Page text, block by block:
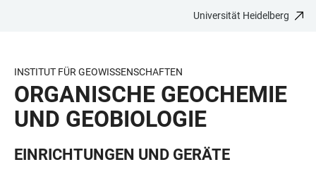
BARRIEREFREIHEIT
Universität Heidelberg
INSTITUT FÜR GEOWISSENSCHAFTEN
ORGANISCHE GEOCHEMIE
UND GEOBIOLOGIE
EINRICHTUNGEN UND GERÄTE